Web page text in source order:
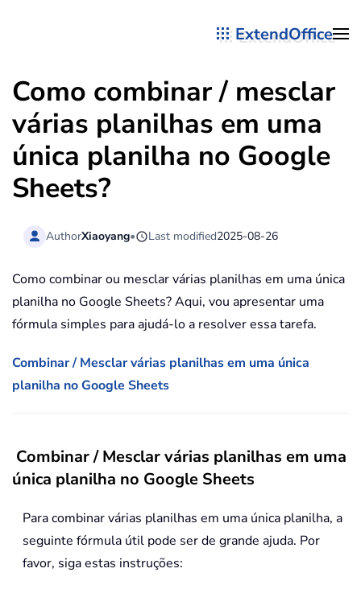
ExtendOffice
Como combinar / mesclar
várias planilhas em uma
única planilha no Google
Sheets?
AuthorXiaoyang• Last modified2025-08-26
Como combinar ou mesclar várias planilhas em uma única
planilha no Google Sheets? Aqui, vou apresentar uma
fórmula simples para ajudá-lo a resolver essa tarefa.
Combinar / Mesclar várias planilhas em uma única
planilha no Google Sheets
Combinar / Mesclar várias planilhas em uma
única planilha no Google Sheets
Para combinar várias planilhas em uma única planilha, a
seguinte fórmula útil pode ser de grande ajuda. Por
favor, siga estas instruções: